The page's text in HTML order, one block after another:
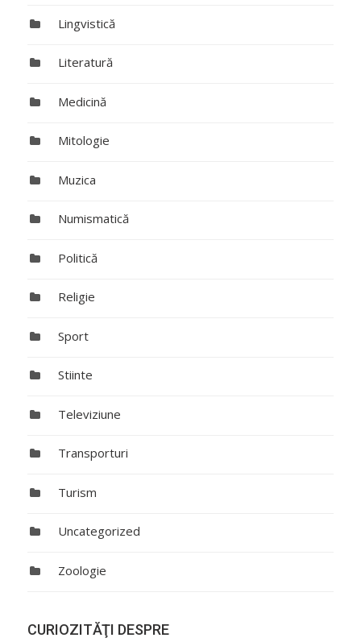
Lingvistică
Literatură
Medicină
Mitologie
Muzica
Numismatică
Politică
Religie
Sport
Stiinte
Televiziune
Transporturi
Turism
Uncategorized
Zoologie
CURIOZITĂŢI DESPRE